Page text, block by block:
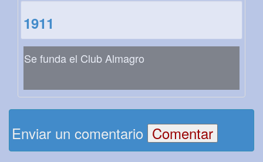
1911
Se funda el Club Almagro
Enviar un comentario